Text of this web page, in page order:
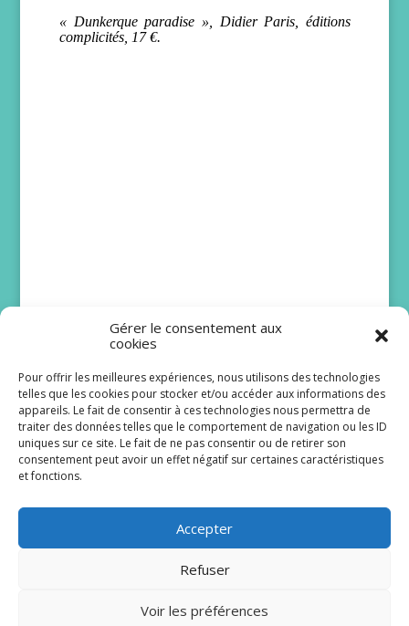
Gérer le consentement aux
cookies
Pour offrir les meilleures expériences, nous utilisons des technologies
telles que les cookies pour stocker et/ou accéder aux informations des
appareils. Le fait de consentir à ces technologies nous permettra de
traiter des données telles que le comportement de navigation ou les ID
uniques sur ce site. Le fait de ne pas consentir ou de retirer son
consentement peut avoir un effet négatif sur certaines caractéristiques
et fonctions.
Accepter
Refuser
Voir les préférences
« Dunkerque paradise », Didier Paris, éditions
complicités, 17 €.
Bruno Solo et Issa
Doumbia rejoignent
Scènes de ménages
24 août à 20 h 40 sur M6. De...
Lire plus